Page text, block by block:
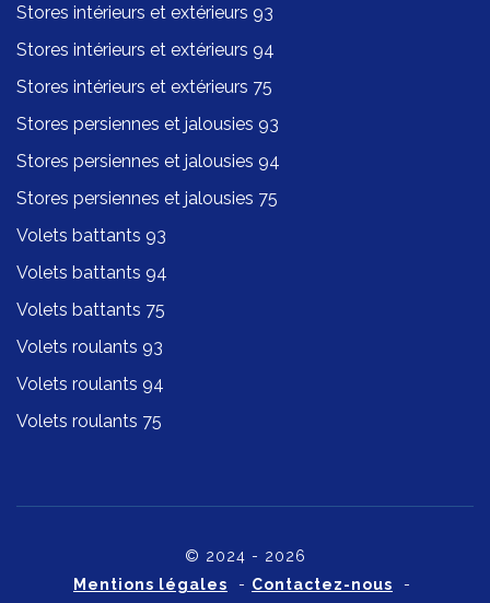
Stores intérieurs et extérieurs 93
Stores intérieurs et extérieurs 94
Stores intérieurs et extérieurs 75
Stores persiennes et jalousies 93
Stores persiennes et jalousies 94
Stores persiennes et jalousies 75
Volets battants 93
Volets battants 94
Volets battants 75
Volets roulants 93
Volets roulants 94
Volets roulants 75
© 2024 - 2026
Mentions légales - Contactez-nous -